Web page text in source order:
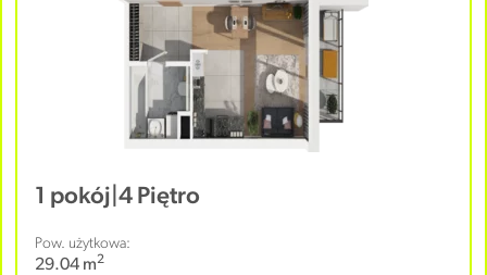
1 pokój 4 Piętro
Pow. użytkowa:
29.04 m2